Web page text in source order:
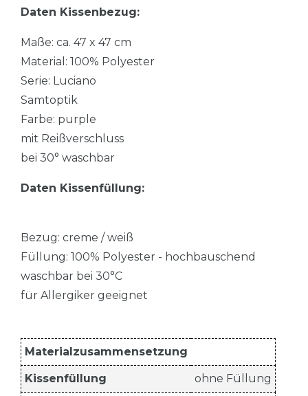
Daten Kissenbezug:
Maße: ca. 47 x 47 cm
Material: 100% Polyester
Serie: Luciano
Samtoptik
Farbe: purple
mit Reißverschluss
bei 30° waschbar
Daten Kissenfüllung:
Bezug: creme / weiß
Füllung: 100% Polyester - hochbauschend
waschbar bei 30°C
für Allergiker geeignet
Materialzusammensetzung
Kissenfüllung ohne Füllung